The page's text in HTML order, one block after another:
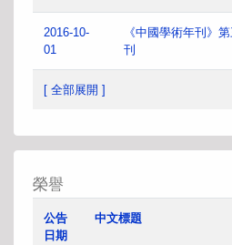
2016-10-
01
《中國學術年刊》
刊
[ 全部展開 ]
榮譽
公告
日期
中文標題